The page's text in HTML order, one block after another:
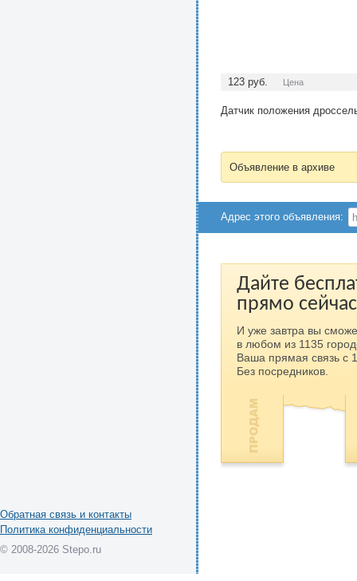
123 руб. Цена
Датчик положения
Объявление в архиве
Адрес этого объявления:
Дайте
прямо
И уже завтра вы
в любом из 1135
Ваша прямая связь с
Без посредников.
Обратная связь и контакты
Политика конфиденциальности
© 2008-2026 Stepo.ru